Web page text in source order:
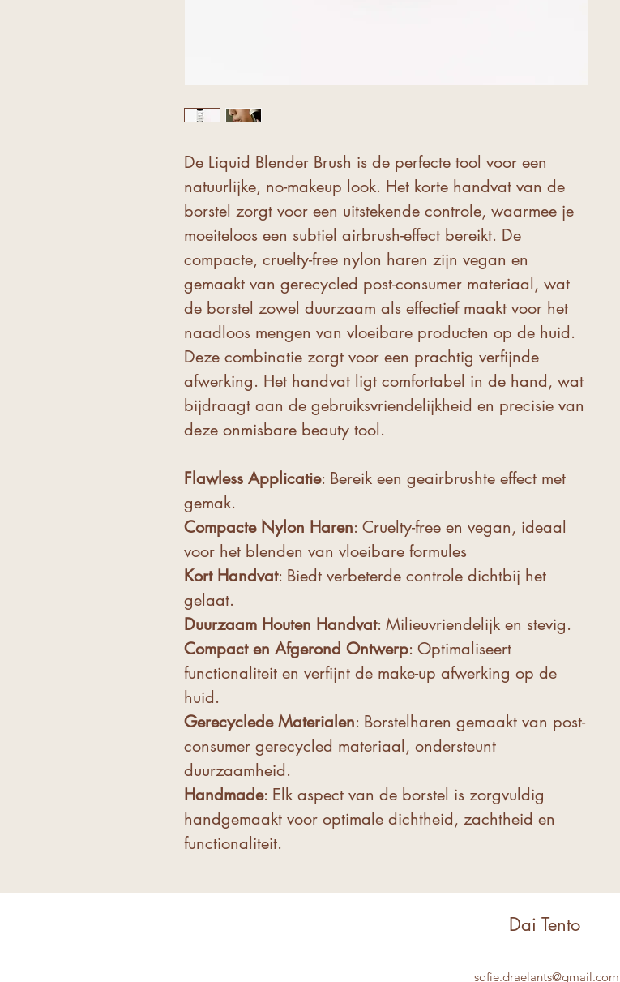
De Liquid Blender Brush is de perfecte tool voor een
natuurlijke, no-makeup look. Het korte handvat van de
borstel zorgt voor een uitstekende controle, waarmee je
moeiteloos een subtiel airbrush-effect bereikt. De
compacte, cruelty-free nylon haren zijn vegan en
gemaakt van gerecycled post-consumer materiaal, wat
de borstel zowel duurzaam als effectief maakt voor het
naadloos mengen van vloeibare producten op de huid.
Deze combinatie zorgt voor een prachtig verfijnde
afwerking. Het handvat ligt comfortabel in de hand, wat
bijdraagt aan de gebruiksvriendelijkheid en precisie van
deze onmisbare beauty tool.
Flawless Applicatie: Bereik een geairbrushte effect met
gemak.
Compacte Nylon Haren: Cruelty-free en vegan, ideaal
voor het blenden van vloeibare formules
Kort Handvat: Biedt verbeterde controle dichtbij het
gelaat.
Duurzaam Houten Handvat: Milieuvriendelijk en stevig.
Compact en Afgerond Ontwerp: Optimaliseert
functionaliteit en verfijnt de make-up afwerking op de
huid.
Gerecyclede Materialen: Borstelharen gemaakt van post-
consumer gerecycled materiaal, ondersteunt
duurzaamheid.
Handmade: Elk aspect van de borstel is zorgvuldig
handgemaakt voor optimale dichtheid, zachtheid en
functionaliteit.
Dai Tento
sofie.draelants@gmail.com